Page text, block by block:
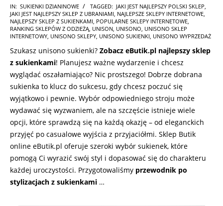
2025-
08-
20
IN: SUKIENKI DZIANINOWE TAGGED: JAKI JEST NAJLEPSZY POLSKI SKLEP,
JAKI JEST NAJLEPSZY SKLEP Z UBRANIAMI, NAJLEPSZE SKLEPY INTERNETOWE,
NAJLEPSZY SKLEP Z SUKIENKAMI, POPULARNE SKLEPY INTERNETOWE,
RANKING SKLEPÓW Z ODZIEŻĄ, UNISON, UNISONO, UNISONO SKLEP
INTERNETOWY, UNISONO SKLEPY, UNISONO SUKIENKI, UNISONO WYPRZEDAŻ
Szukasz unisono sukienki? Zobacz eButik.pl najlepszy sklep
z sukienkami! Planujesz ważne wydarzenie i chcesz
wyglądać oszałamiająco? Nic prostszego! Dobrze dobrana
sukienka to klucz do sukcesu, gdy chcesz poczuć się
wyjątkowo i pewnie. Wybór odpowiedniego stroju może
wydawać się wyzwaniem, ale na szczęście istnieje wiele
opcji, które sprawdzą się na każdą okazję – od eleganckich
przyjęć po casualowe wyjścia z przyjaciółmi. Sklep Butik
online eButik.pl oferuje szeroki wybór sukienek, które
pomogą Ci wyrazić swój styl i dopasować się do charakteru
każdej uroczystości. Przygotowaliśmy przewodnik po
stylizacjach z sukienkami …